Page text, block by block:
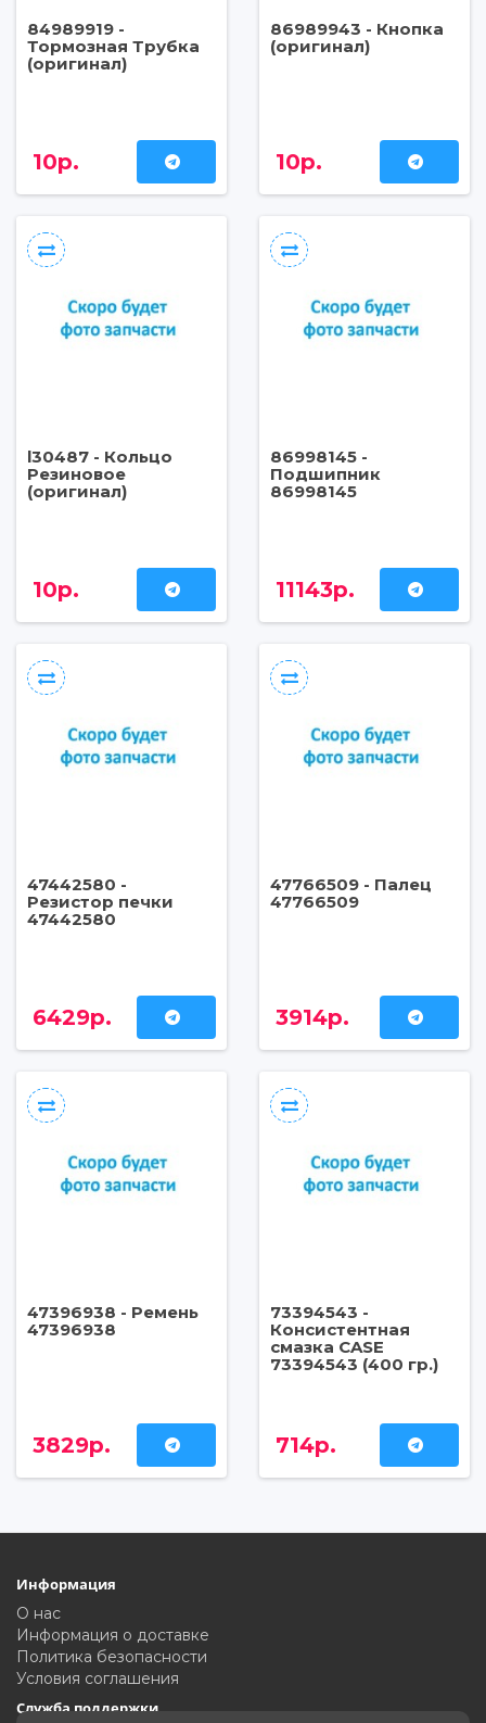
84989919 -
Тормозная Трубка
(оригинал)
10р.
86989943 - Кнопка
(оригинал)
10р.
l30487 - Кольцо
Резиновое
(оригинал)
10р.
86998145 -
Подшипник
86998145
11143р.
47442580 -
Резистор печки
47442580
6429р.
47766509 - Палец
47766509
3914р.
47396938 - Ремень
47396938
3829р.
73394543 -
Консистентная
смазка CASE
73394543 (400 гр.)
714р.
Информация
О нас
Информация о доставке
Политика безопасности
Условия соглашения
Служба поддержки